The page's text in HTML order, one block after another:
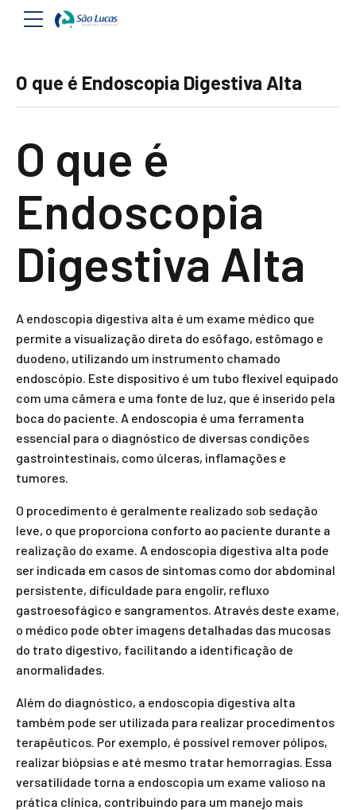
O que é Endoscopia Digestiva Alta
O que é
Endoscopia
Digestiva Alta
A endoscopia digestiva alta é um exame médico que
permite a visualização direta do esôfago, estômago e
duodeno, utilizando um instrumento chamado
endoscópio. Este dispositivo é um tubo flexível equipado
com uma câmera e uma fonte de luz, que é inserido pela
boca do paciente. A endoscopia é uma ferramenta
essencial para o diagnóstico de diversas condições
gastrointestinais, como úlceras, inflamações e
tumores.
O procedimento é geralmente realizado sob sedação
leve, o que proporciona conforto ao paciente durante a
realização do exame. A endoscopia digestiva alta pode
ser indicada em casos de sintomas como dor abdominal
persistente, dificuldade para engolir, refluxo
gastroesofágico e sangramentos. Através deste exame,
o médico pode obter imagens detalhadas das mucosas
do trato digestivo, facilitando a identificação de
anormalidades.
Além do diagnóstico, a endoscopia digestiva alta
também pode ser utilizada para realizar procedimentos
terapêuticos. Por exemplo, é possível remover pólipos,
realizar biópsias e até mesmo tratar hemorragias. Essa
versatilidade torna a endoscopia um exame valioso na
prática clínica, contribuindo para um manejo mais